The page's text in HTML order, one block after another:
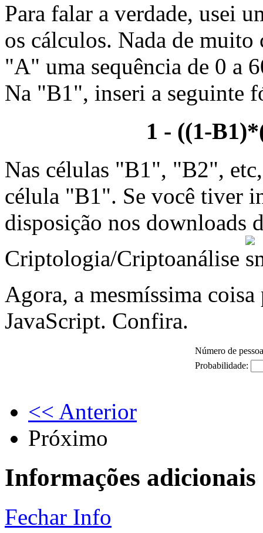
Para falar a verdade, usei
os cálculos. Nada de
"A" uma sequência de 0 a
Na "B1", inseri a seguinte
1 - ((1-
Nas células "B1", "B2",
célula "B1". Se você tiver
disposição nos downloads
Criptologia/Criptoanálise
Agora, a mesmíssima
JavaScript. Confira.
Número de
Probabilidade:
<< Anterior
Próximo
Informações adicionais
Fechar Info